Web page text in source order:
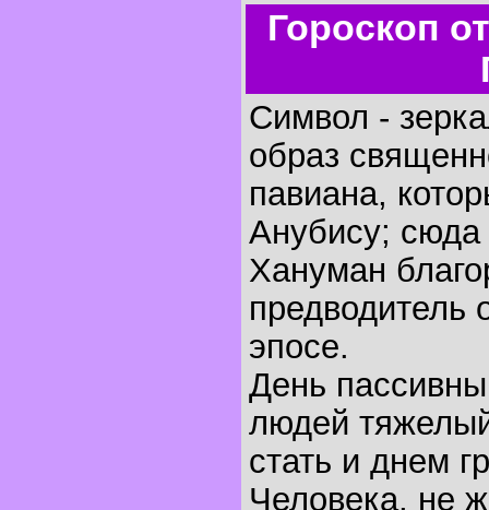
Гороскоп
Символ -
образ
павиана,
Анубису;
Хануман
предводитель
эпосе.
День
людей
стать и днем
Человека, не